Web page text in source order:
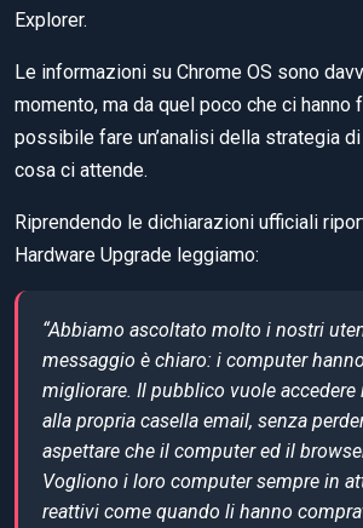
Explorer.
Le informazioni su Chrome OS sono
momento, ma da quel poco che ci hanno
possibile fare un’analisi della strategia
cosa ci attende.
Riprendendo le dichiarazioni ufficiali
Hardware Upgrade leggiamo:
“Abbiamo ascoltato molto i nostri
messaggio è chiaro: i computer
migliorare. Il pubblico vuole accedere
alla propria casella email, senza
aspettare che il computer ed il
Vogliono i loro computer sempre in
reattivi come quando li hanno